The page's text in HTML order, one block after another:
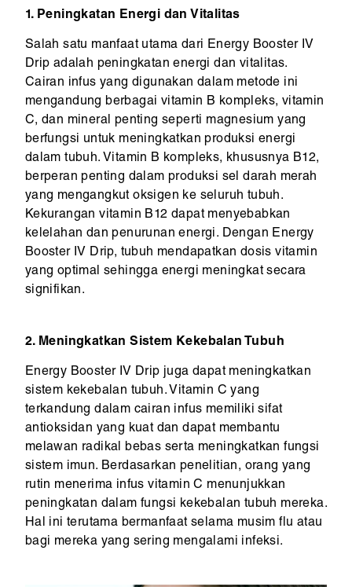
1. Peningkatan Energi dan Vitalitas
Salah satu manfaat utama dari Energy Booster IV
Drip adalah peningkatan energi dan vitalitas.
Cairan infus yang digunakan dalam metode ini
mengandung berbagai vitamin B kompleks, vitamin
C, dan mineral penting seperti magnesium yang
berfungsi untuk meningkatkan produksi energi
dalam tubuh. Vitamin B kompleks, khususnya B12,
berperan penting dalam produksi sel darah merah
yang mengangkut oksigen ke seluruh tubuh.
Kekurangan vitamin B12 dapat menyebabkan
kelelahan dan penurunan energi. Dengan Energy
Booster IV Drip, tubuh mendapatkan dosis vitamin
yang optimal sehingga energi meningkat secara
signifikan.
2. Meningkatkan Sistem Kekebalan Tubuh
Energy Booster IV Drip juga dapat meningkatkan
sistem kekebalan tubuh. Vitamin C yang
terkandung dalam cairan infus memiliki sifat
antioksidan yang kuat dan dapat membantu
melawan radikal bebas serta meningkatkan fungsi
sistem imun. Berdasarkan penelitian, orang yang
rutin menerima infus vitamin C menunjukkan
peningkatan dalam fungsi kekebalan tubuh mereka.
Hal ini terutama bermanfaat selama musim flu atau
bagi mereka yang sering mengalami infeksi.